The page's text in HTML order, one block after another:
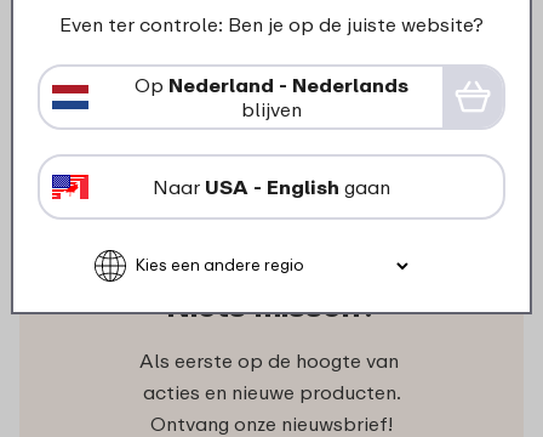
Wat klanten zeggen
Klanten waarderen ons gemiddeld
met een waardering:
Niets missen?
Als eerste op de hoogte van
acties en nieuwe producten.
Ontvang onze nieuwsbrief!
Even ter controle: Ben je op de juiste website?
Op Nederland - Nederlands
blijven
Naar USA - English gaan